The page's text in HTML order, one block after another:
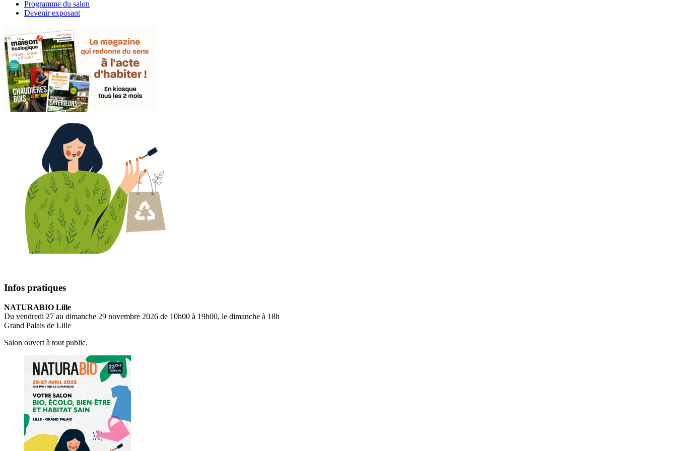
Programme du salon
Devenir exposant
Infos pratiques
NATURABIO Lille
Du vendredi 27 au dimanche 29 novembre 2026 de 10h00 à 19h00, le dimanche à 18h
Grand Palais de Lille
Salon ouvert à tout public.